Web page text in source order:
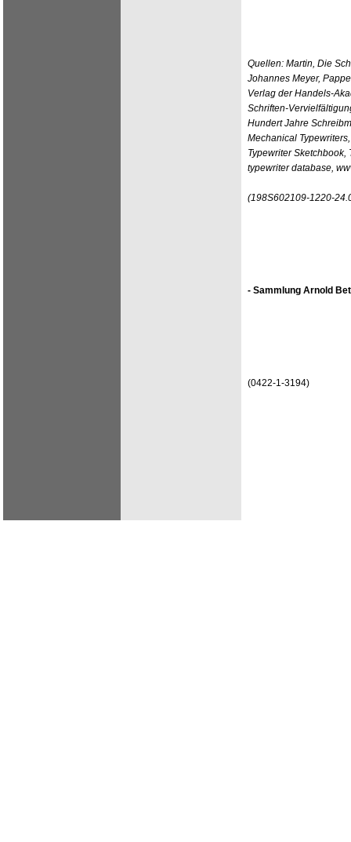
Quellen: Martin, Die
Johannes Meyer,
Verlag der Handels-
Schriften-
Hundert Jahre
Mechanical
Typewriter Sketchbook,
typewriter database,
(198S602109-1220-
- Sammlung Arnold
(0422-1-3194)